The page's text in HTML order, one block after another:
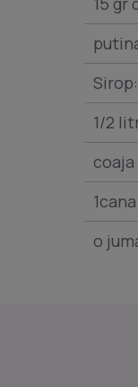
Sirop:
1/2
o